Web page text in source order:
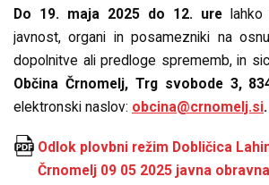
Do 19. maja 2025 do 12. ure lahko
javnost, organi in posamezniki na
dopolnitve ali predloge sprememb, in
Občina Črnomelj, Trg svobode 3,
elektronski naslov: obcina@crnomelj.si.
Odlok plovbni režim Dobličica
Črnomelj 09 05 2025 javna